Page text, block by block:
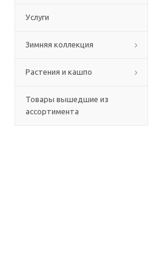
Услуги
Зимняя коллекция
Растения и кашпо
Товары вышедшие из
ассортимента